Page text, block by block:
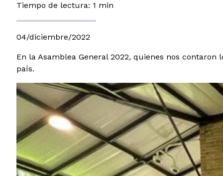
Tiempo de lectura: 1 min
04/diciembre/2022
En la Asamblea General 2022, quienes nos
país.